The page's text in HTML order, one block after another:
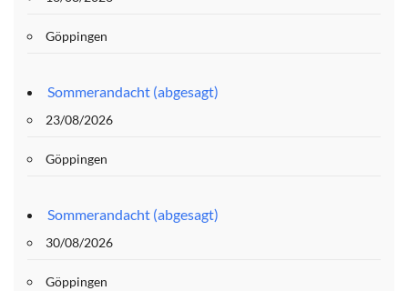
Göppingen
Sommerandacht (abgesagt)
23/08/2026
Göppingen
Sommerandacht (abgesagt)
30/08/2026
Göppingen